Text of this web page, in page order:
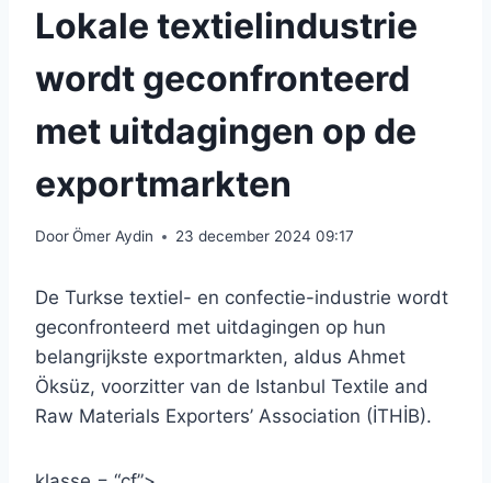
Lokale textielindustrie
wordt geconfronteerd
met uitdagingen op de
exportmarkten
DoorÖmer Aydin 23 december 2024 09:17
De Turkse textiel- en confectie-industrie wordt
geconfronteerd met uitdagingen op hun
belangrijkste exportmarkten, aldus Ahmet
Öksüz, voorzitter van de Istanbul Textile and
Raw Materials Exporters’ Association (İTHİB).